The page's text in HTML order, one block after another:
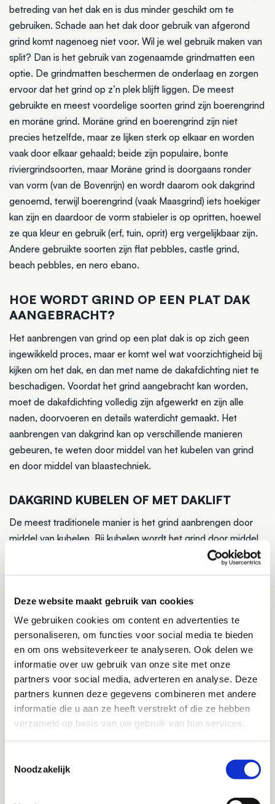
Deze website maakt gebruik van cookies
We gebruiken cookies om content en advertenties te
personaliseren, om functies voor social media te bieden
en om ons websiteverkeer te analyseren. Ook delen we
informatie over uw gebruik van onze site met onze
partners voor social media, adverteren en analyse. Deze
partners kunnen deze gegevens combineren met andere
informatie die u aan ze heeft verstrekt of die ze hebben
verzameld op basis van uw gebruik van hun services.
Noodzakelijk
betreding van het dak en is dus minder geschikt om te
gebruiken. Schade aan het dak door gebruik van afgerond
grind komt nagenoeg niet voor. Wil je wel gebruik maken van
split? Dan is het gebruik van zogenaamde grindmatten een
optie. De grindmatten beschermen de onderlaag en zorgen
ervoor dat het grind op z’n plek blijft liggen. De meest
gebruikte en meest voordelige soorten grind zijn boerengrind
en moräne grind. Moräne grind en boerengrind zijn niet
precies hetzelfde, maar ze lijken sterk op elkaar en worden
vaak door elkaar gehaald; beide zijn populaire, bonte
riviergrindsoorten, maar Moräne grind is doorgaans ronder
van vorm (van de Bovenrijn) en wordt daarom ook dakgrind
genoemd, terwijl boerengrind (vaak Maasgrind) iets hoekiger
kan zijn en daardoor de vorm stabieler is op opritten, hoewel
ze qua kleur en gebruik (erf, tuin, oprit) erg vergelijkbaar zijn.
Andere gebruikte soorten zijn flat pebbles, castle grind,
beach pebbles, en nero ebano.
HOE WORDT GRIND OP EEN PLAT DAK
AANGEBRACHT?
Het aanbrengen van grind op een plat dak is op zich geen
ingewikkeld proces, maar er komt wel wat voorzichtigheid bij
kijken om het dak, en dan met name de dakafdichting niet te
beschadigen. Voordat het grind aangebracht kan worden,
moet de dakafdichting volledig zijn afgewerkt en zijn alle
naden, doorvoeren en details waterdicht gemaakt. Het
aanbrengen van dakgrind kan op verschillende manieren
gebeuren, te weten door middel van het kubelen van grind
en door middel van blaastechniek.
DAKGRIND KUBELEN OF MET DAKLIFT
De meest traditionele manier is het grind aanbrengen door
middel van kubelen. Bij kubelen wordt het grind door middel
van een kraan en een trechtervormig vat, de kubel, naar het
hoger gelegen daken en de daken van bijvoorbeeld
flatgebouwen of appartementencomplexen waar een groter
formaat grind gebruikt wordt. Voor kleinere daken is kubelen
meestal te prijzig omdat er ook een grote kraan ingezet moet
worden. Voor de echte kleine daken zien we vaak dat het
grind in zakken naar boven gebracht wordt met een daklift en
daar verspreid.
DAKGRIND BLAZEN
middels blaastechniek. Bij
wordt er gebruik